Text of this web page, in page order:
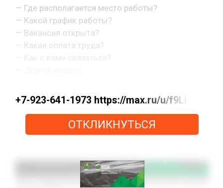
— Где располагается место работы?
— Какой график работы?
— Вакансия открыта?
— Какая оплата труда?
+7-923-641-1973 https://max.ru/u/
ОТКЛИКНУТЬСЯ